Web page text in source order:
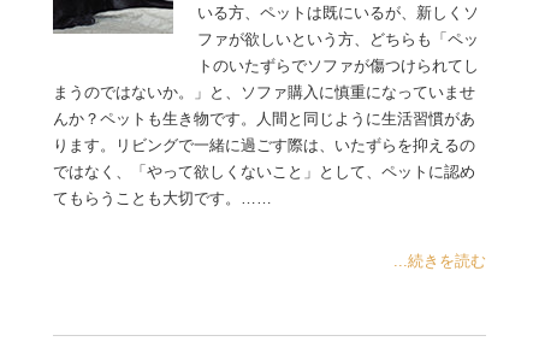
いる方、ペットは既にいるが、新しくソ
ファが欲しいという方、どちらも「ペッ
トのいたずらでソファが傷つけられてし
まうのではないか。」と、ソファ購入に慎重になっていませ
んか？ペットも生き物です。人間と同じように生活習慣があ
ります。リビングで一緒に過ごす際は、いたずらを抑えるの
ではなく、「やって欲しくないこと」として、ペットに認め
てもらうことも大切です。……
...続きを読む